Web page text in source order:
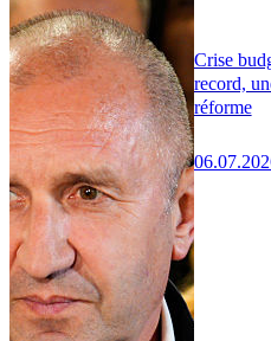
Crise
record,
réforme